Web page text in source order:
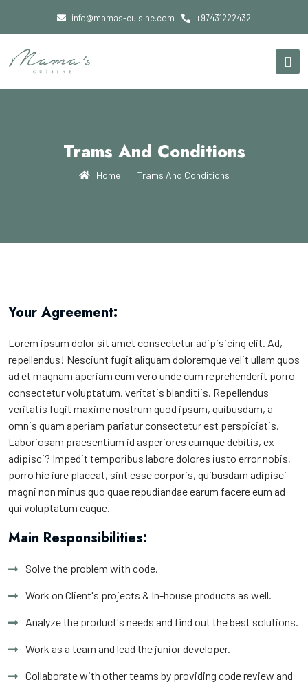
info@mamas-cuisine.com +97431222432
Trams And Conditions
Home Trams And Conditions
Your Agreement:
Lorem ipsum dolor sit amet consectetur adipisicing elit. Ad,
repellendus! Nesciunt fugit aliquam doloremque velit ullam quos
ad et magnam aperiam eum vero unde cum reprehenderit porro
consectetur voluptatum, veritatis blanditiis. Repellendus
veritatis fugit maxime nostrum quod ipsum, quibusdam, a
omnis quam aperiam pariatur consectetur est perspiciatis.
Laboriosam praesentium id asperiores cumque debitis, ex
adipisci? Impedit temporibus labore dolores iusto error nobis,
porro hic iure placeat, sint esse corporis, quibusdam adipisci
magni non minus quo quae repudiandae earum facere eum ad
qui voluptatum eaque.
Main Responsibilities:
Solve the problem with code.
Work on Client's projects & In-house products as well.
Analyze the product's needs and find out the best solutions.
Work as a team and lead the junior developer.
Collaborate with other teams by providing code review and